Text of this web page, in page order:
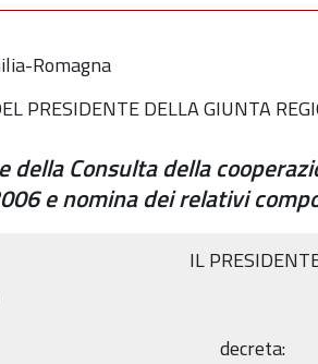
Romagna
PRESIDENTE DELLA GIUNTA
della Consulta della
e nomina dei relativi
IL
decreta: